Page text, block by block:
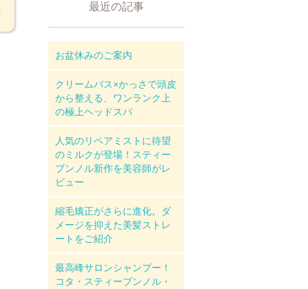
最近の記事
お盆休みのご案内
クリームバス×かっさで頭皮
から整える、ワンランク上
の極上ヘッドスパ
人気のリペアミストに待望
のミルクが登場！スティー
ブンノル新作を美容師がレ
ビュー
縮毛矯正がさらに進化。ダ
メージを抑えた美髪ストレ
ートをご紹介
最高峰サロンシャンプー！
コタ・スティーブンノル・